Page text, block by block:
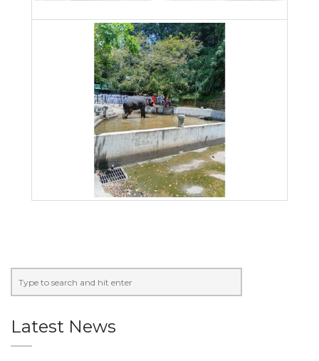
Latest News